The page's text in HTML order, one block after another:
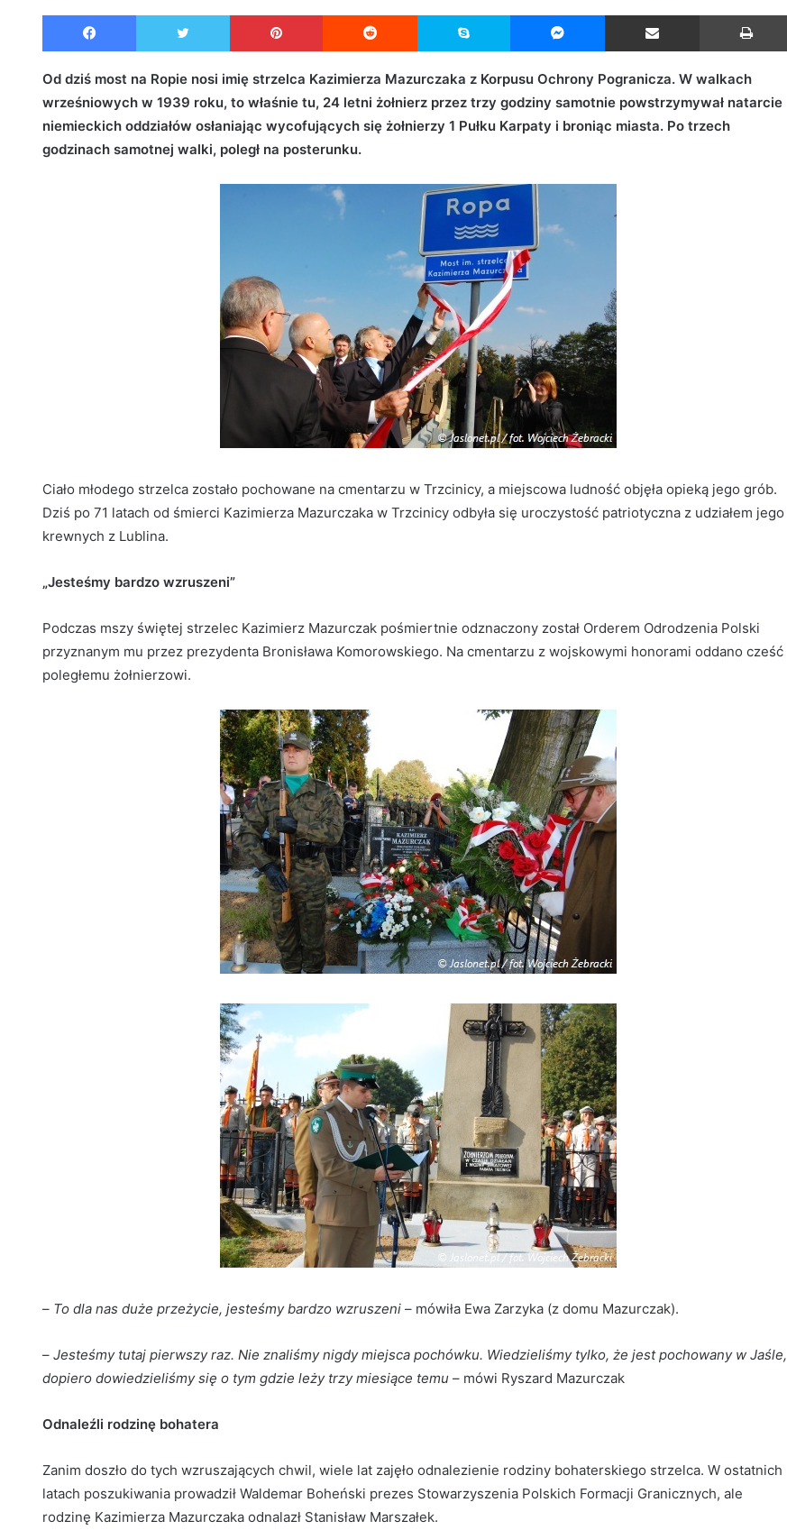
d
a
a
Facebook Twitter Pinterest Reddit Skype Messenger Udostępnij przez Email
Od dziś most na Ropie nosi imię strzelca Kazimierza Mazurczaka z Korpusu Ochrony Pogranicza. W walkach
wrześniowych w 1939 roku, to właśnie tu, 24 letni żołnierz przez trzy godziny samotnie powstrzymywał natarcie
niemieckich oddziałów osłaniając wycofujących się żołnierzy 1 Pułku Karpaty i broniąc miasta. Po trzech
godzinach samotnej walki, poległ na posterunku.
Ciało młodego strzelca zostało pochowane na cmentarzu w Trzcinicy, a miejscowa ludność objęła opieką jego grób.
Dziś po 71 latach od śmierci Kazimierza Mazurczaka w Trzcinicy odbyła się uroczystość patriotyczna z udziałem jego
krewnych z Lublina.
„Jesteśmy bardzo wzruszeni”
Podczas mszy świętej strzelec Kazimierz Mazurczak pośmiertnie odznaczony został Orderem Odrodzenia Polski
przyznanym mu przez prezydenta Bronisława Komorowskiego. Na cmentarzu z wojskowymi honorami oddano cześć
poległemu żołnierzowi.
– To dla nas duże przeżycie, jesteśmy bardzo wzruszeni – mówiła Ewa Zarzyka (z domu Mazurczak).
– Jesteśmy tutaj pierwszy raz. Nie znaliśmy nigdy miejsca pochówku. Wiedzieliśmy tylko, że jest pochowany w Jaśle,
dopiero dowiedzieliśmy się o tym gdzie leży trzy miesiące temu – mówi Ryszard Mazurczak
Odnaleźli rodzinę bohatera
Zanim doszło do tych wzruszających chwil, wiele lat zajęło odnalezienie rodziny bohaterskiego strzelca. W ostatnich
latach poszukiwania prowadził Waldemar Boheński prezes Stowarzyszenia Polskich Formacji Granicznych, ale
rodzinę Kazimierza Mazurczaka odnalazł Stanisław Marszałek.